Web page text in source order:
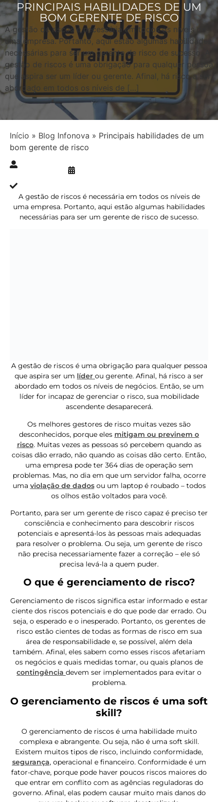
PRINCIPAIS HABILIDADES DE UM
BOM GERENTE DE RISCO
A gestão de riscos é necessária em todos os níveis de
uma empresa. Portanto, aqui estão algumas habilidades
necessárias para ser um gerente de risco de sucesso. A
gestão de riscos é uma obrigação para qualquer pessoa
que aspira ser um líder ou gerente. Afinal, há risco a ser
abordado em todos os níveis de […]
Início » Blog Infonova » Principais habilidades de um
bom gerente de risco
A gestão de riscos é necessária em todos os níveis de
uma empresa. Portanto, aqui estão algumas habilidades
necessárias para ser um gerente de risco de sucesso.
A gestão de riscos é uma obrigação para qualquer pessoa
que aspira ser um líder ou gerente. Afinal, há risco a ser
abordado em todos os níveis de negócios. Então, se um
líder for incapaz de gerenciar o risco, sua mobilidade
ascendente desaparecerá.
Os melhores gestores de risco muitas vezes são
desconhecidos, porque eles mitigam ou previnem o
risco. Muitas vezes as pessoas só percebem quando as
coisas dão errado, não quando as coisas dão certo. Então,
uma empresa pode ter 364 dias de operação sem
problemas. Mas, no dia em que um servidor falha, ocorre
uma violação de dadosou um laptop é roubado – todos
os olhos estão voltados para você.
Portanto, para ser um gerente de risco capaz é preciso ter
consciência e conhecimento para descobrir riscos
potenciais e apresentá-los às pessoas mais adequadas
para resolver o problema. Ou seja, um gerente de risco
não precisa necessariamente fazer a correção – ele só
precisa levá-la a quem puder.
O que é gerenciamento de risco?
Gerenciamento de riscos significa estar informado e estar
ciente dos riscos potenciais e do que pode dar errado. Ou
seja, o esperado e o inesperado. Portanto, os gerentes de
risco estão cientes de todas as formas de risco em sua
área de responsabilidade e, se possível, além dela
também. Afinal, eles sabem como esses riscos afetariam
os negócios e quais medidas tomar, ou quais planos de
contingência devem ser implementados para evitar o
problema.
O gerenciamento de riscos é uma soft
skill?
O gerenciamento de riscos é uma habilidade muito
complexa e abrangente. Ou seja, não é uma soft skill.
Existem muitos tipos de risco, incluindo conformidade,
segurança, operacional e financeiro. Conformidade é um
fator-chave, porque pode haver poucos riscos maiores do
que entrar em conflito com as agências reguladoras do
governo. Afinal, elas podem causar muito mais danos do